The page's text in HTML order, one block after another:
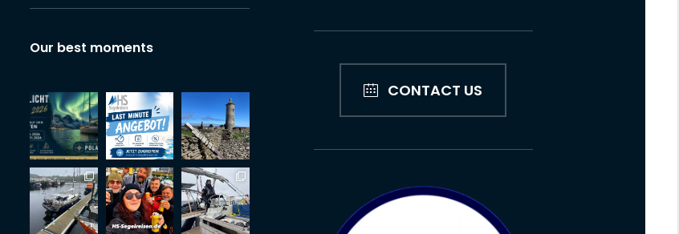
Our best moments
CONTACT US